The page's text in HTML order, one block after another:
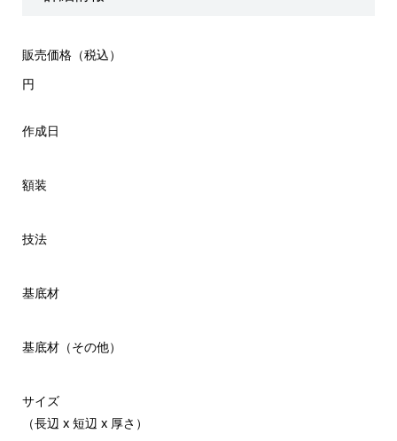
販売価格（税込）
円
作成日
額装
技法
基底材
基底材（その他）
サイズ
（長辺 x 短辺 x 厚さ）